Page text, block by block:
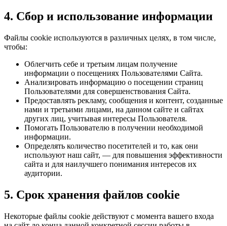
4. Сбор и использование информации
Файлы cookie используются в различных целях, в том числе,
чтобы:
Облегчить себе и третьим лицам получение
информации о посещениях Пользователями Сайта.
Анализировать информацию о посещении страниц
Пользователями для совершенствования Сайта.
Предоставлять рекламу, сообщения и контент, созданные
нами и третьими лицами, на данном сайте и сайтах
других лиц, учитывая интересы Пользователя.
Помогать Пользователю в получении необходимой
информации.
Определять количество посетителей и то, как они
используют наш сайт, — для повышения эффективности
сайта и для наилучшего понимания интересов их
аудитории.
5. Срок хранения файлов cookie
Некоторые файлы cookie действуют с момента вашего входа